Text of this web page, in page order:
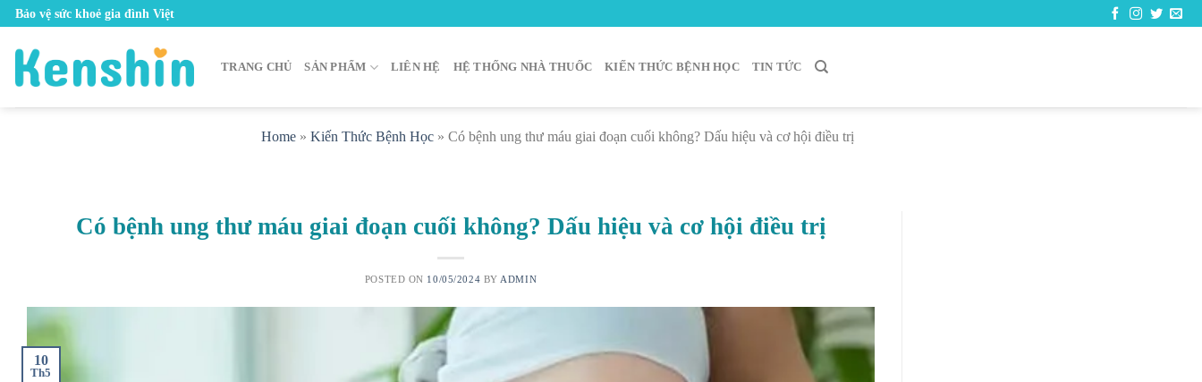
Skip
content
Bảo vệ sức khoẻ gia đình Việt
TRANG CHỦ SẢN PHẨM LIÊN HỆ HỆ THỐNG NHÀ THUỐC KIẾN THỨC BỆNH HỌC TIN TỨC
Home » Kiến Thức Bệnh Học » Có bệnh ung thư máu giai đoạn cuối không? Dấu hiệu và cơ hội điều trị
Có bệnh ung thư máu giai đoạn cuối không? Dấu hiệu và cơ hội điều trị
POSTED ON 10/05/2024 BY ADMIN
10
Th5